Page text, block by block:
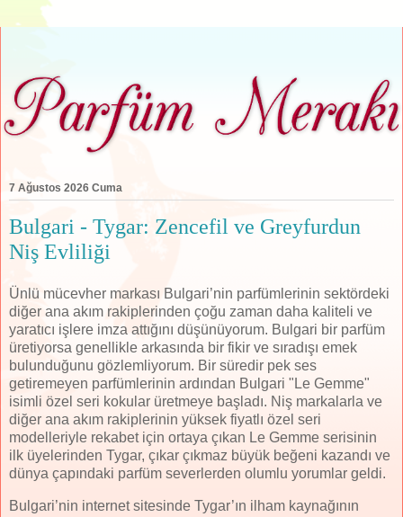
7 Ağustos 2026 Cuma
Bulgari - Tygar: Zencefil ve Greyfurdun
Niş Evliliği
Ünlü mücevher markası Bulgari’nin parfümlerinin sektördeki
diğer ana akım rakiplerinden çoğu zaman daha kaliteli ve
yaratıcı işlere imza attığını düşünüyorum. Bulgari bir parfüm
üretiyorsa genellikle arkasında bir fikir ve sıradışı emek
bulunduğunu gözlemliyorum. Bir süredir pek ses
getiremeyen parfümlerinin ardından Bulgari "Le Gemme"
isimli özel seri kokular üretmeye başladı. Niş markalarla ve
diğer ana akım rakiplerinin yüksek fiyatlı özel seri
modelleriyle rekabet için ortaya çıkan Le Gemme serisinin
ilk üyelerinden Tygar, çıkar çıkmaz büyük beğeni kazandı ve
dünya çapındaki parfüm severlerden olumlu yorumlar geldi.
Bulgari’nin internet sitesinde Tygar’ın ilham kaynağının